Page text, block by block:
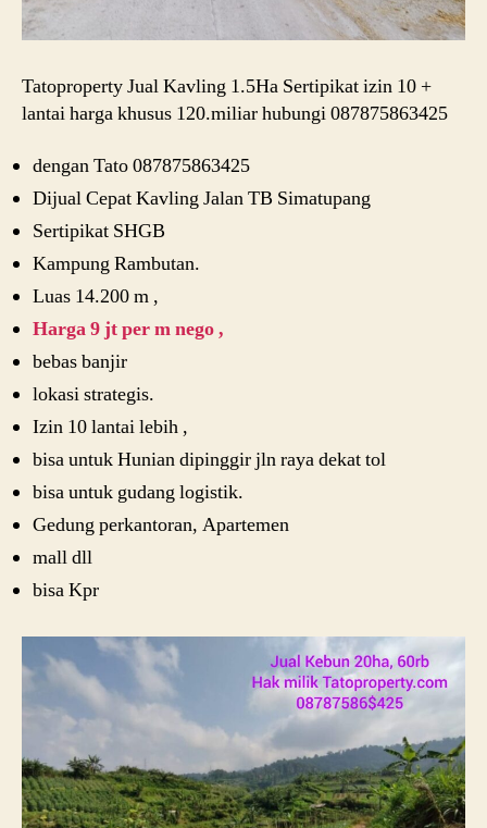
Tatoproperty Jual Kavling 1.5Ha Sertipikat izin 10 +
lantai harga khusus 120.miliar hubungi 087875863425
dengan Tato 087875863425
Dijual Cepat Kavling Jalan TB Simatupang
Sertipikat SHGB
Kampung Rambutan.
Luas 14.200 m ,
Harga 9 jt per m nego ,
bebas banjir
lokasi strategis.
Izin 10 lantai lebih ,
bisa untuk Hunian dipinggir jln raya dekat tol
bisa untuk gudang logistik.
Gedung perkantoran, Apartemen
mall dll
bisa Kpr